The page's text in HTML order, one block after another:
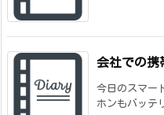
会社での携
今日のスマー
ホンもバッテ